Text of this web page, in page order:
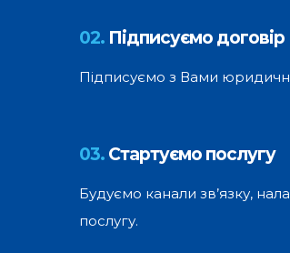
02. Підписуємо договір
Підписуємо з Вами
03. Стартуємо послугу
Будуємо канали зв’язку,
послугу.